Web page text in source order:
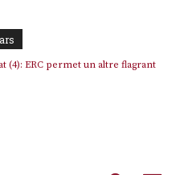
(4): ERC permet un altre flagrant